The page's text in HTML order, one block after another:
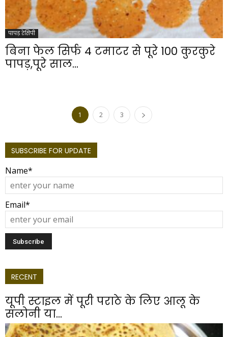
पापड़ रेसिपी
बिना फेल सिर्फ 4 टमाटर से पूरे 100 कुरकुरे
पापड़,पूरे साल...
1 2 3
SUBSCRIBE FOR UPDATE
Name*
Email*
RECENT
यूपी स्टाइल में पूरी पराठे के लिए आलू के
सलोनी या...